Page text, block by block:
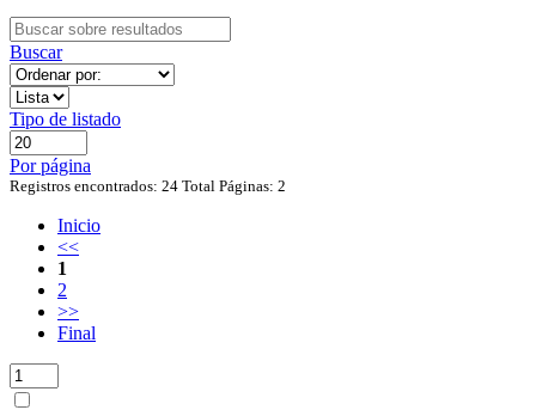
Buscar
Tipo de listado
Por página
Registros encontrados: 24 Total Páginas: 2
Inicio
<<
1
2
>>
Final